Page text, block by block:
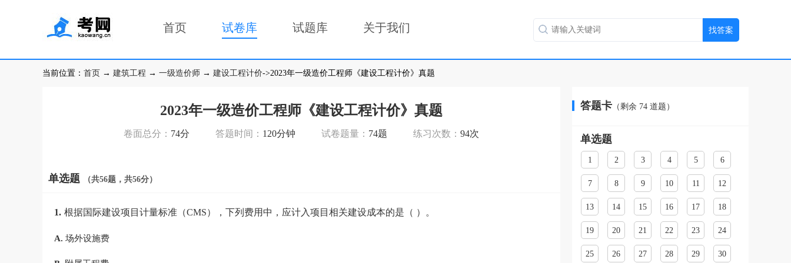
首页 试卷库 试题库 关于我们
当前位置： 首页 → 建筑工程 → 一级造价师 → 建设工程计价->2023年一级造价工程师《建设工程计价》真题
2023年一级造价工程师《建设工程计价》真题
卷面总分： 74分 答题时间： 120分钟 试卷题量： 74题 练习次数： 94次
单选题 （共56题，共56分）
1. 根据国际建设项目计量标准（CMS），下列费用中，应计入项目相关建设成本的是（ ）。
A. 场外设施费
答题卡 （剩余 74 道题）
单选题
1 2 3 4 5 6
7 8 9 10 11 12
13 14 15 16 17 18
19 20 21 22 23 24
25 26 27 28 29 30